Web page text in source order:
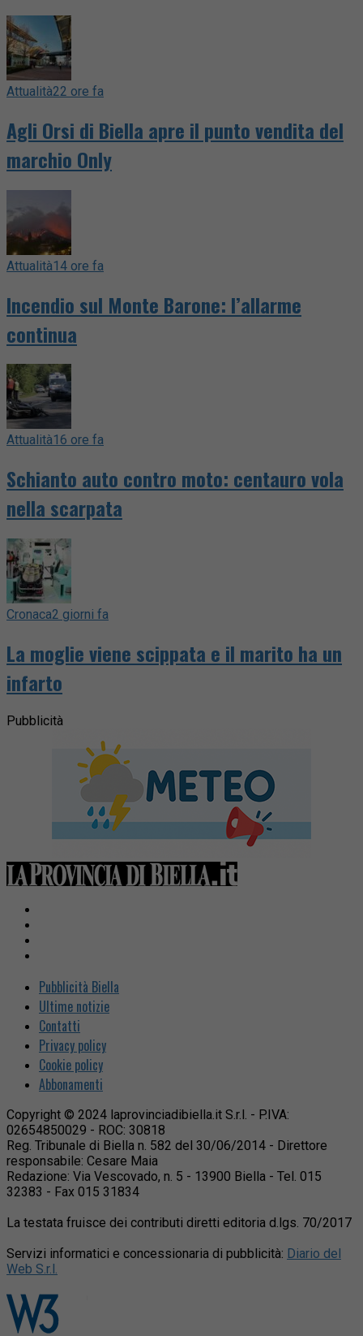
Attualità22 ore fa
Agli Orsi di Biella apre il punto vendita del
marchio Only
Attualità14 ore fa
Incendio sul Monte Barone: l’allarme
continua
Attualità16 ore fa
Schianto auto contro moto: centauro vola
nella scarpata
Cronaca2 giorni fa
La moglie viene scippata e il marito ha un
infarto
Pubblicità
Pubblicità Biella
Ultime notizie
Contatti
Privacy policy
Cookie policy
Abbonamenti
Copyright © 2024 laprovinciadibiella.it S.r.l. - P.IVA:
02654850029 - ROC: 30818
Reg. Tribunale di Biella n. 582 del 30/06/2014 - Direttore
responsabile: Cesare Maia
Redazione: Via Vescovado, n. 5 - 13900 Biella - Tel. 015
32383 - Fax 015 31834
La testata fruisce dei contributi diretti editoria d.lgs. 70/2017
Servizi informatici e concessionaria di pubblicità: Diario del
Web S.r.l.